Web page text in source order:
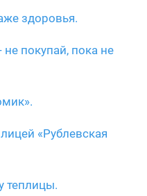
здоровья.
покупай, пока не
«Рублевская
теплицы.